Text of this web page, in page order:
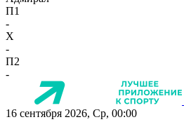
П1
-
X
-
П2
-
16 сентября 2026, Ср, 00:00